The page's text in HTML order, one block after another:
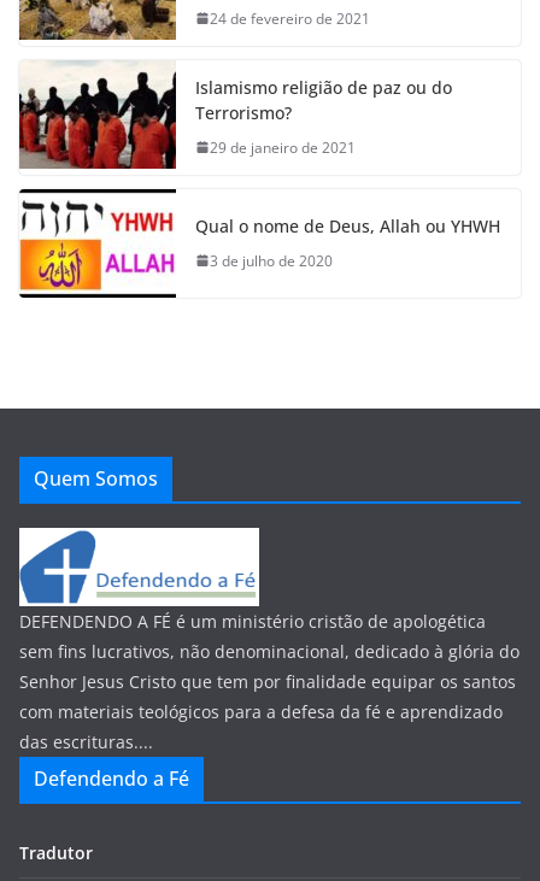
24 de fevereiro de 2021
Islamismo religião de paz ou do
Terrorismo?
29 de janeiro de 2021
Qual o nome de Deus, Allah ou YHWH
3 de julho de 2020
Quem Somos
DEFENDENDO A FÉ é um ministério cristão de apologética
sem fins lucrativos, não denominacional, dedicado à glória do
Senhor Jesus Cristo que tem por finalidade equipar os santos
com materiais teológicos para a defesa da fé e aprendizado
das escrituras....
Defendendo a Fé
Tradutor